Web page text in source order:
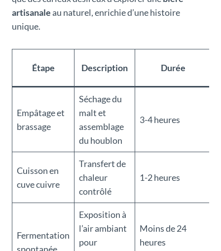
artisanaleau naturel, enrichie d’une histoire
unique.
Étape Description Durée
Empâtage et
brassage
Séchage du
malt et
assemblage
du houblon
3-4 heures
Cuisson en
cuve cuivre
Transfert de
chaleur
contrôlé
1-2 heures
Fermentation
spontanée
Exposition à
l’air ambiant
pour
Moins de 24
heures